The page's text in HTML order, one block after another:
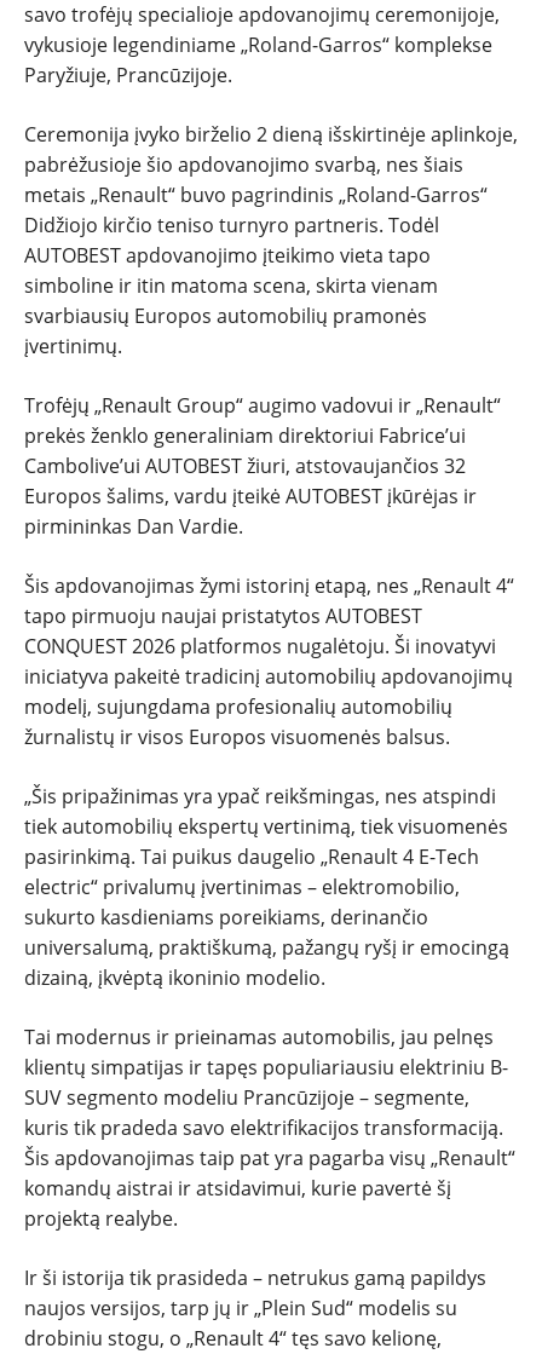
NAUDOTI
SPORTAS
PATARIMAI
ĮVAIRENYBĖS
savo trofėjų specialioje apdovanojimų ceremonijoje,
vykusioje legendiniame „Roland-Garros“ komplekse
Paryžiuje, Prancūzijoje.
Ceremonija įvyko birželio 2 dieną išskirtinėje aplinkoje,
pabrėžusioje šio apdovanojimo svarbą, nes šiais
metais „Renault“ buvo pagrindinis „Roland-Garros“
Didžiojo kirčio teniso turnyro partneris. Todėl
AUTOBEST apdovanojimo įteikimo vieta tapo
simboline ir itin matoma scena, skirta vienam
svarbiausių Europos automobilių pramonės
įvertinimų.
Trofėjų „Renault Group“ augimo vadovui ir „Renault“
prekės ženklo generaliniam direktoriui Fabrice’ui
Cambolive’ui AUTOBEST žiuri, atstovaujančios 32
Europos šalims, vardu įteikė AUTOBEST įkūrėjas ir
pirmininkas Dan Vardie.
Šis apdovanojimas žymi istorinį etapą, nes „Renault 4“
tapo pirmuoju naujai pristatytos AUTOBEST
CONQUEST 2026 platformos nugalėtoju. Ši inovatyvi
iniciatyva pakeitė tradicinį automobilių apdovanojimų
modelį, sujungdama profesionalių automobilių
žurnalistų ir visos Europos visuomenės balsus.
„Šis pripažinimas yra ypač reikšmingas, nes atspindi
tiek automobilių ekspertų vertinimą, tiek visuomenės
pasirinkimą. Tai puikus daugelio „Renault 4 E-Tech
electric“ privalumų įvertinimas – elektromobilio,
sukurto kasdieniams poreikiams, derinančio
universalumą, praktiškumą, pažangų ryšį ir emocingą
dizainą, įkvėptą ikoninio modelio.
Tai modernus ir prieinamas automobilis, jau pelnęs
klientų simpatijas ir tapęs populiariausiu elektriniu B-
SUV segmento modeliu Prancūzijoje – segmente,
kuris tik pradeda savo elektrifikacijos transformaciją.
Šis apdovanojimas taip pat yra pagarba visų „Renault“
komandų aistrai ir atsidavimui, kurie pavertė šį
projektą realybe.
Ir ši istorija tik prasideda – netrukus gamą papildys
naujos versijos, tarp jų ir „Plein Sud“ modelis su
drobiniu stogu, o „Renault 4“ tęs savo kelionę,